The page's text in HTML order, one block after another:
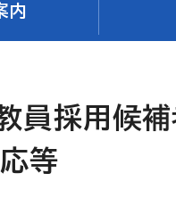
内
員採用候
等